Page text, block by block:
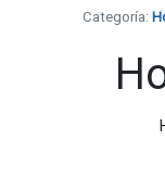
Categoría: